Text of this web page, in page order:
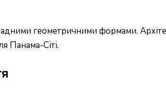
геометричними формами.
Панама-Сіті.